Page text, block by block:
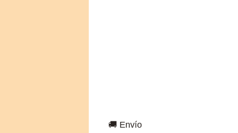
🚚 Envío